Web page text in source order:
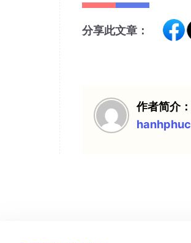
分享此文章：
作者简介：
hanhphuc